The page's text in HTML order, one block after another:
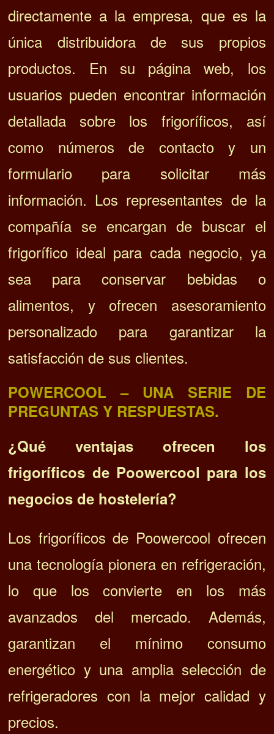
directamente a la empresa, que es la
única distribuidora de sus propios
productos. En su página web, los
usuarios pueden encontrar información
detallada sobre los frigoríficos, así
como números de contacto y un
formulario para solicitar más
información. Los representantes de la
compañía se encargan de buscar el
frigorífico ideal para cada negocio, ya
sea para conservar bebidas o
alimentos, y ofrecen asesoramiento
personalizado para garantizar la
satisfacción de sus clientes.
POWERCOOL – UNA SERIE DE
PREGUNTAS Y RESPUESTAS.
¿Qué ventajas ofrecen los
frigoríficos de Poowercool para los
negocios de hostelería?
Los frigoríficos de Poowercool ofrecen
una tecnología pionera en refrigeración,
lo que los convierte en los más
avanzados del mercado. Además,
garantizan el mínimo consumo
energético y una amplia selección de
refrigeradores con la mejor calidad y
precios.